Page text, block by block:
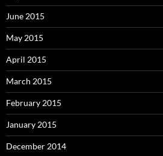
June 2015
May 2015
April 2015
March 2015
February 2015
January 2015
December 2014